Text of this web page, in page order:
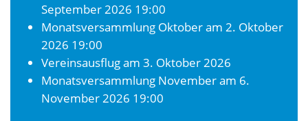
September 2026 19:00
Monatsversammlung Oktoberam 2. Oktober
2026 19:00
Vereinsausflugam 3. Oktober 2026
Monatsversammlung Novemberam 6.
November 2026 19:00